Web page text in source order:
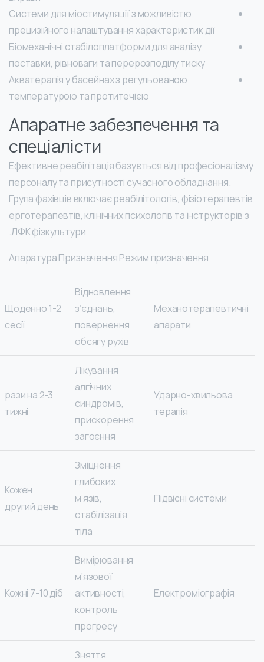
Системи для міостимуляції з можливістю
прецизійного налаштування характеристик дії
Біомеханічні стабілоплатформи для аналізу
поставки, рівноваги та перерозподілу тиску
Акватерапія у басейнах з регульованою
температурою та протитечією
Апаратне забезпечення та
спеціалісти
Ефективне реабілітація базується від професіоналізму
персоналу та присутності сучасного обладнання.
Група фахівців включає реабілітологів, фізіотерапевтів,
ерготерапевтів, клінічних психологів та інструкторів з
ЛФК фізкультури.
Апаратура Призначення Режим призначення
Механотерапевтичні
апарати
Відновлення
з’єднань,
повернення
обсягу рухів
Щоденно 1-2
сесії
Ударно-хвильова
терапія
Лікування
алгічних
синдромів,
прискорення
загоєння
2-3 рази на
тижні
Підвісні системи
Зміцнення
глибоких
м’язів,
стабілізація
тіла
Кожен
другий день
Електроміографія
Вимірювання
м’язової
активності,
контроль
прогресу
Кожні 7-10 діб
Зняття